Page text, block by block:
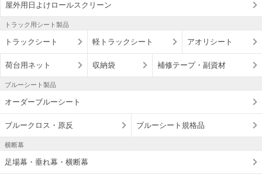
屋外用日よけロールスクリーン
トラック用シート製品
トラックシート 軽トラックシート アオリシート
荷台用ネット 収納袋 補修テープ・副資材
ブルーシート製品
オーダーブルーシート
ブルークロス・原反 ブルーシート規格品
横断幕
足場幕・垂れ幕・横断幕